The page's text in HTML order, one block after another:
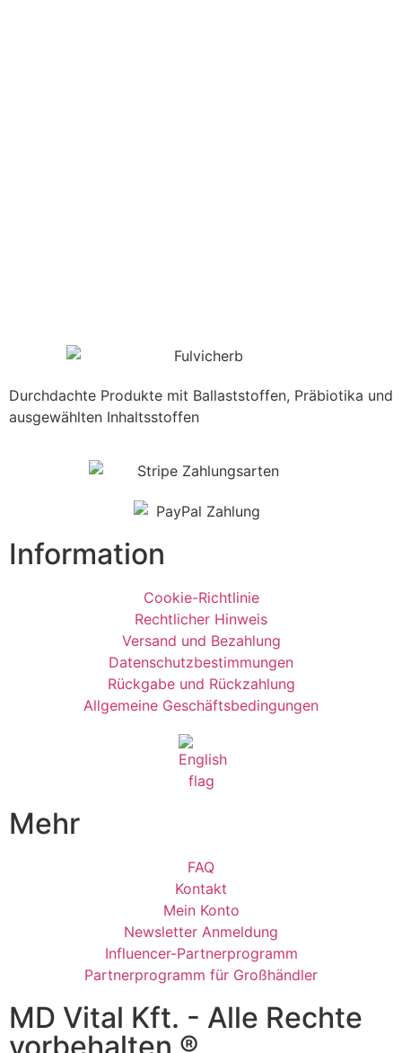
Durchdachte Produkte mit Ballaststoffen, Präbiotika und
ausgewählten Inhaltsstoffen
Information
Cookie-Richtlinie
Rechtlicher Hinweis
Versand und Bezahlung
Datenschutzbestimmungen
Rückgabe und Rückzahlung
Allgemeine Geschäftsbedingungen
Mehr
FAQ
Kontakt
Mein Konto
Newsletter Anmeldung
Influencer-Partnerprogramm
Partnerprogramm für Großhändler
MD Vital Kft. - Alle Rechte